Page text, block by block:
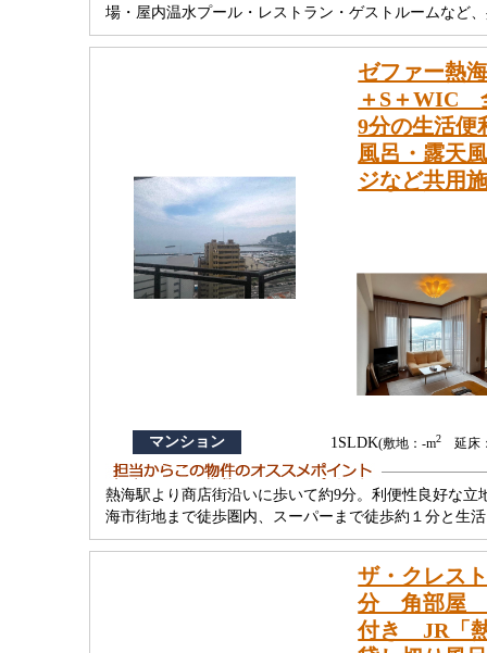
場・屋内温水プール・レストラン・ゲストルームなど
ゼファー熱
＋S＋WIC
9分の生活
風呂・露天
ジなど共用
マンション 1SLDK(敷地：-m2延床
熱海駅より商店街沿いに歩いて約9分。利便性良好な
海市街地まで徒歩圏内、スーパーまで徒歩約１分と生
ザ・クレス
分 角部屋
付き JR「